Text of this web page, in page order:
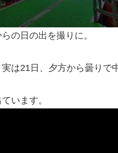
の日の出を撮りに。
は21日、夕方から曇りで
います。